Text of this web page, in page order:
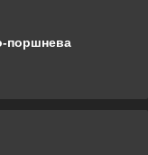
поршнева